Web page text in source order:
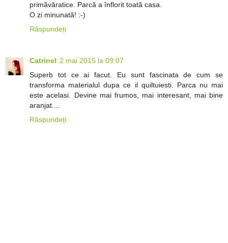
primăvăratice. Parcă a înflorit toată casa.
O zi minunată! :-)
Răspundeți
Catrinel 2 mai 2015 la 09:07
Superb tot ce ai facut. Eu sunt fascinata de cum se
transforma materialul dupa ce il quiltuiesti. Parca nu mai
este acelasi. Devine mai frumos, mai interesant, mai bine
aranjat....
Răspundeți